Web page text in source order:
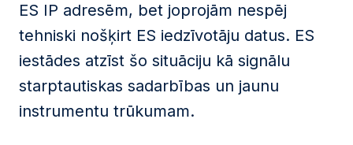
ES IP adresēm, bet joprojām nespēj
tehniski nošķirt ES iedzīvotāju datus. ES
iestādes atzīst šo situāciju kā signālu
starptautiskas sadarbības un jaunu
instrumentu trūkumam.